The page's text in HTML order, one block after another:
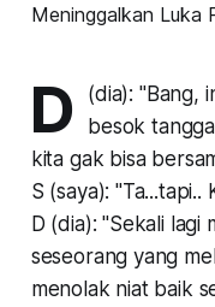
D
(dia): "Bang,
besok
kita gak bisa
S (saya):
D (dia): "Sekali lagi
seseorang yang
menolak niat baik